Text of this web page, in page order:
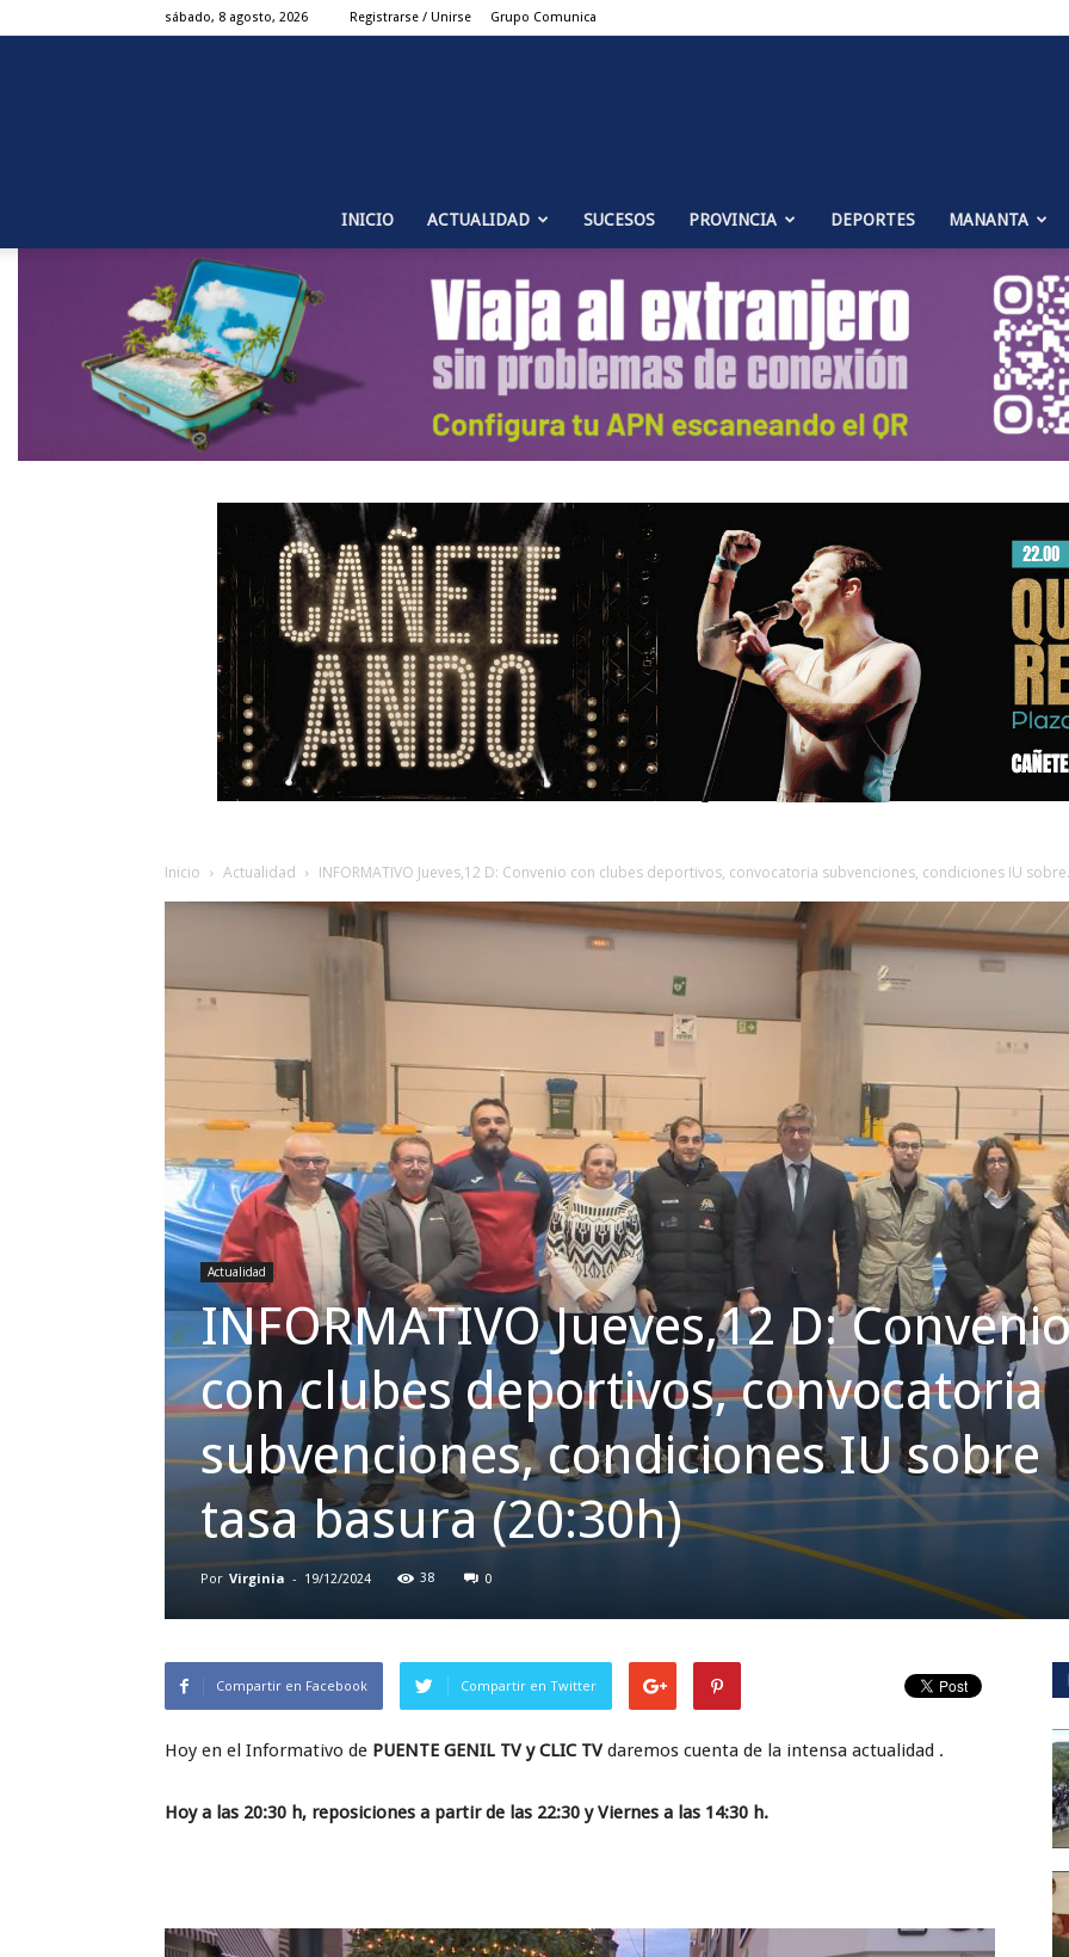
sábado, 8 agosto, 2026 Registrarse / Unirse Grupo Comunica
Genil
Noticias
INICIO ACTUALIDAD SUCESOS PROVINCIA DEPORTES MANANTA
Inicio Actualidad INFORMATIVO Jueves,12 D: Convenio con clubes deportivos, convocatoria subvenciones, condiciones IU
Actualidad
INFORMATIVO Jueves,12 D:
con clubes deportivos, convocatoria
subvenciones, condiciones IU sobre
tasa basura (20:30h)
Por Virginia - 19/12/2024 38 0
Compartir en Facebook Compartir en Twitter
Hoy en el Informativo de PUENTE GENIL TV y CLIC TV daremos cuenta de la intensa actualidad .
Hoy a las 20:30 h, reposiciones a partir de las 22:30 y Viernes a las 14:30 h.